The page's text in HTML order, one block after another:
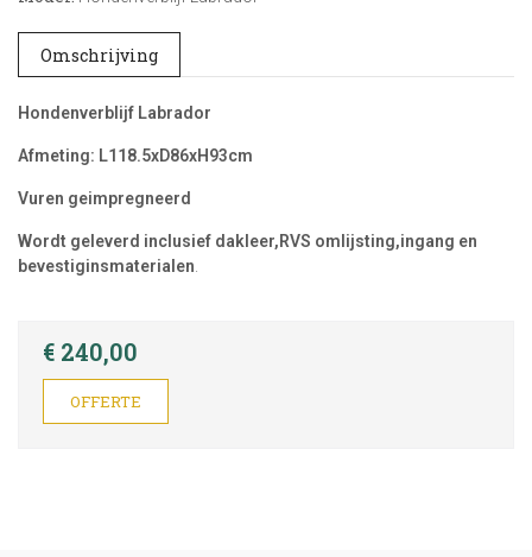
Omschrijving
Hondenverblijf Labrador
Afmeting: L118.5xD86xH93cm
Vuren geimpregneerd
Wordt geleverd inclusief dakleer,RVS omlijsting,ingang en
bevestiginsmaterialen.
€ 240,00
OFFERTE